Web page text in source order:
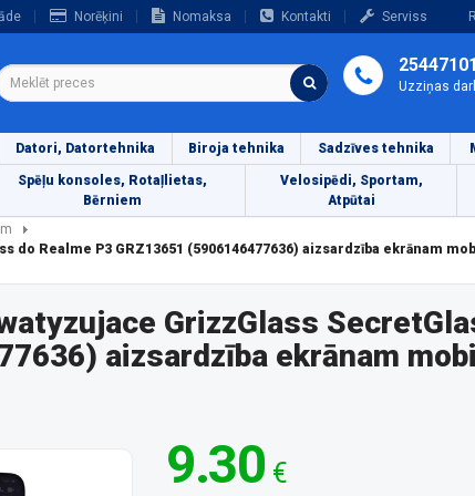
Norēķini Nomaksa Kontakti Serviss
Uzziņas
Datori, Datortehnika Biroja tehnika Sadzīves tehnika
Spēļu konsoles, Rotaļlietas,
Bērniem
Velosipēdi, Sportam,
Atpūtai
do Realme P3 GRZ13651 (5906146477636) aizsardzība ekrānam
GrizzGlass
aizsardzība ekrānam
9.30 €